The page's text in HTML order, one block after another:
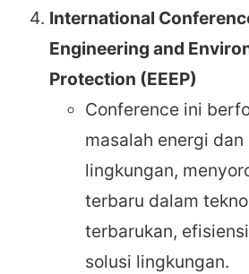
International
Engineering and
Protection (EEEP)
Conference ini
masalah energi
lingkungan,
terbaru dalam
terbarukan,
solusi lingkungan.